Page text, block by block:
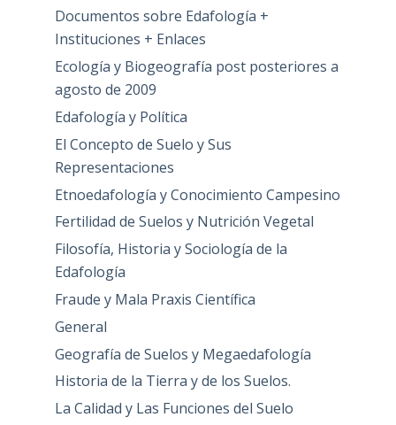
Documentos sobre Edafología +
Instituciones + Enlaces
Ecología y Biogeografía post posteriores a
agosto de 2009
Edafología y Política
El Concepto de Suelo y Sus
Representaciones
Etnoedafología y Conocimiento Campesino
Fertilidad de Suelos y Nutrición Vegetal
Filosofía, Historia y Sociología de la
Edafología
Fraude y Mala Praxis Científica
General
Geografía de Suelos y Megaedafología
Historia de la Tierra y de los Suelos.
La Calidad y Las Funciones del Suelo